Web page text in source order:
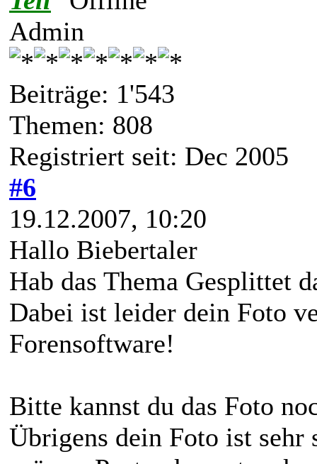
Admin
Beiträge: 1'543
Themen: 808
Registriert seit: Dec 2005
#6
19.12.2007, 10:20
Hallo Biebertaler
Hab das Thema Gesplittet
Dabei ist leider dein Foto
Forensoftware!
Bitte kannst du das Foto
Übrigens dein Foto ist sehr